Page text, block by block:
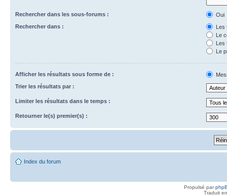
Rechercher dans les sous-forums :
Oui
Rechercher dans :
Les
Le
Les
Le
Afficher les résultats sous forme de :
Trier les résultats par :
Limiter les résultats dans le temps :
Retourner le(s) premier(s) :
Index du forum
Propulsé par
Traduit